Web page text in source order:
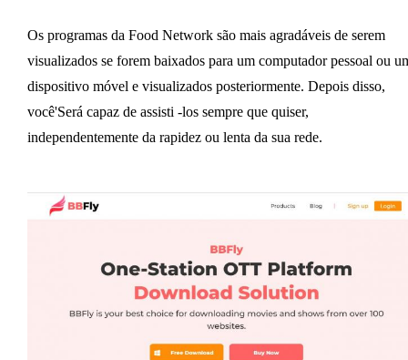
Os programas da Food Network são mais agradáveis ​​de serem
visualizados se forem baixados para um computador pessoal ou
dispositivo móvel e visualizados posteriormente. Depois disso,
você'Será capaz de assisti -los sempre que quiser,
independentemente da rapidez ou lenta da sua rede.